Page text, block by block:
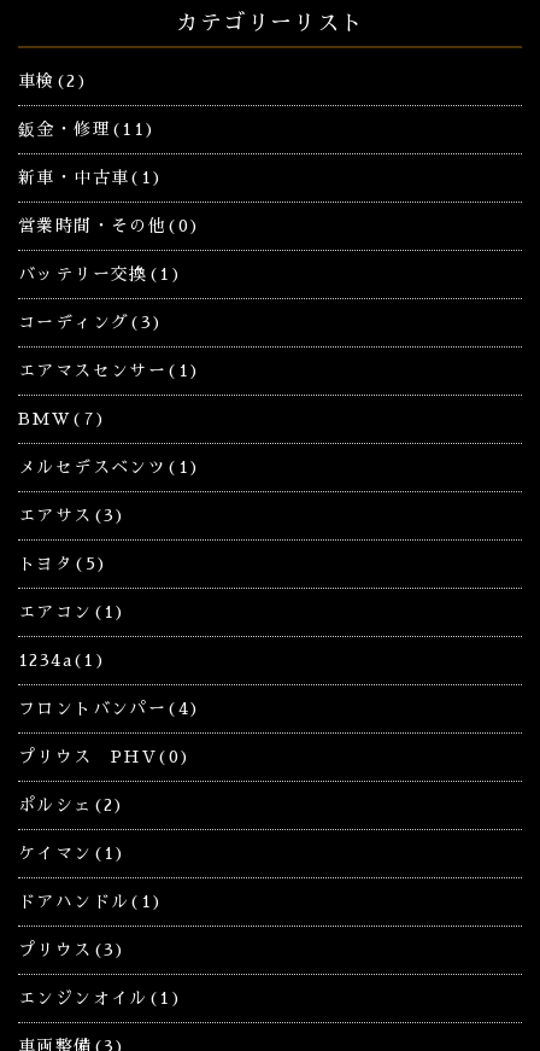
カテゴリーリスト
車検(2)
鈑金・修理(11)
新車・中古車(1)
営業時間・その他(0)
バッテリー交換(1)
コーディング(3)
エアマスセンサー(1)
BMW(7)
メルセデスベンツ(1)
エアサス(3)
トヨタ(5)
エアコン(1)
1234a(1)
フロントバンパー(4)
プリウス PHV(0)
ポルシェ(2)
ケイマン(1)
ドアハンドル(1)
プリウス(3)
エンジンオイル(1)
車両整備(3)